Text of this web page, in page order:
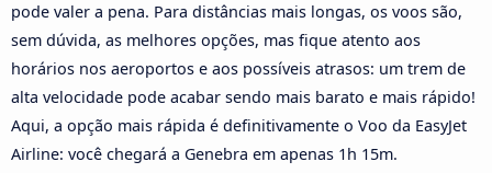
pode valer a pena. Para distâncias mais longas, os voos são,
sem dúvida, as melhores opções, mas fique atento aos
horários nos aeroportos e aos possíveis atrasos: um trem de
alta velocidade pode acabar sendo mais barato e mais rápido!
Aqui, a opção mais rápida é definitivamente o Voo da EasyJet
Airline: você chegará a Genebra em apenas 1h 15m.